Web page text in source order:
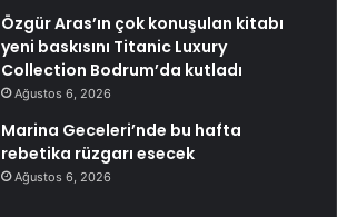
Özgür Aras’ın çok konuşulan kitabı
yeni baskısını Titanic Luxury
Collection Bodrum’da kutladı
Ağustos 6, 2026
Marina Geceleri’nde bu hafta
rebetika rüzgarı esecek
Ağustos 6, 2026